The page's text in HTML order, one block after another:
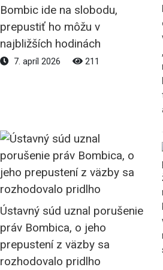
Bombic ide na slobodu,
prepustiť ho môžu v
najbližších hodinách
7. apríl 2026 211
Ústavný súd uznal porušenie
práv Bombica, o jeho
prepustení z väzby sa
rozhodovalo pridlho